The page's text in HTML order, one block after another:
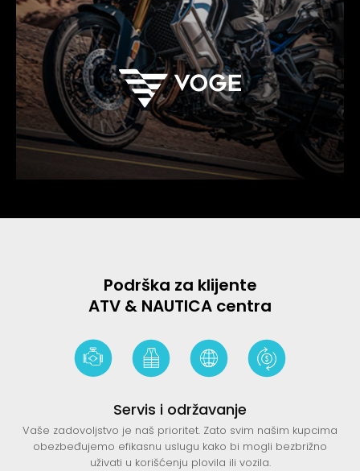
Podrška za klijente
ATV & NAUTICA centra
Servis i održavanje
Vaše zadovoljstvo je naš prioritet. Zato svim našim kupcima
obezbeđujemo efikasnu uslugu kako bi mogli bezbrižno
uživati u korišćenju plovila ili vozila.